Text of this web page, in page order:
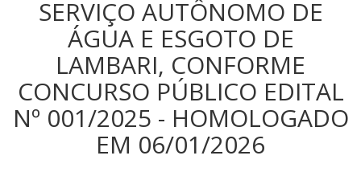
SERVIÇO AUTÔNOMO DE
ÁGUA E ESGOTO DE
LAMBARI, CONFORME
CONCURSO PÚBLICO EDITAL
Nº 001/2025 - HOMOLOGADO
EM 06/01/2026